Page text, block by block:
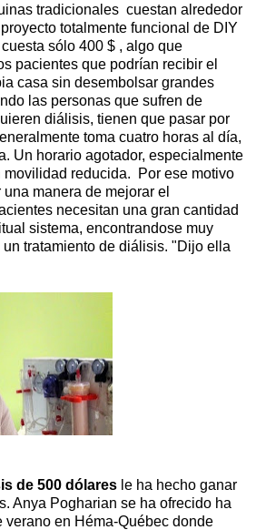
tradicionales cuestan alrededor
totalmente funcional de DIY
sólo 400 $ , algo que
pacientes que podrían recibir el
casa sin desembolsar grandes
las personas que sufren de
diálisis, tienen que pasar por
toma cuatro horas al día,
Un horario agotador, especialmente
movilidad reducida. Por ese motivo
manera de mejorar el
necesitan una gran cantidad
sistema, encontrandose muy
tratamiento de diálisis. "Dijo ella
de 500 dólares le ha hecho ganar
Anya Pogharian se ha ofrecido ha
verano en Héma-Québec donde